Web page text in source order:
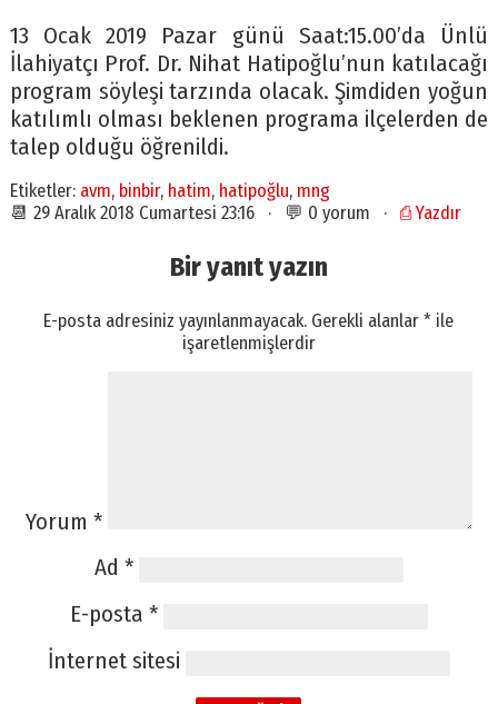
13 Ocak 2019 Pazar günü Saat:15.00’da Ünlü
İlahiyatçı Prof. Dr. Nihat Hatipoğlu’nun katılacağı
program söyleşi tarzında olacak. Şimdiden yoğun
katılımlı olması beklenen programa ilçelerden de
talep olduğu öğrenildi.
Etiketler: avm, binbir, hatim, hatipoğlu, mng
📆 29 Aralık 2018 Cumartesi 23:16 · 💬 0 yorum · ⎙ Yazdır
Bir yanıt yazın
E-posta adresiniz yayınlanmayacak. Gerekli alanlar* ile
işaretlenmişlerdir
Yorum *
Ad *
E-posta *
İnternet sitesi